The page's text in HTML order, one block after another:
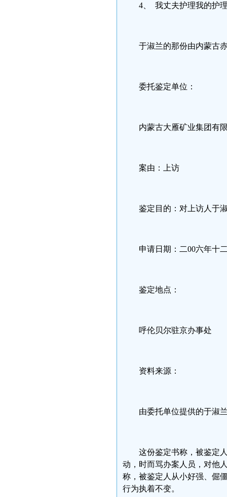
4、 我丈夫护理我的护
于淑兰的那份由内蒙古
委托鉴定单位：
内蒙古大雁矿业集团有
案由：上访
鉴定目的：对上访人于
申请日期：二00六年十
鉴定地点：
呼伦贝尔驻京办事处
资料来源：
由委托单位提供的于淑
这份鉴定书称，被鉴定
动，时而骂办案人员，对他
称，被鉴定人从小好强、倔
行为执着不变。